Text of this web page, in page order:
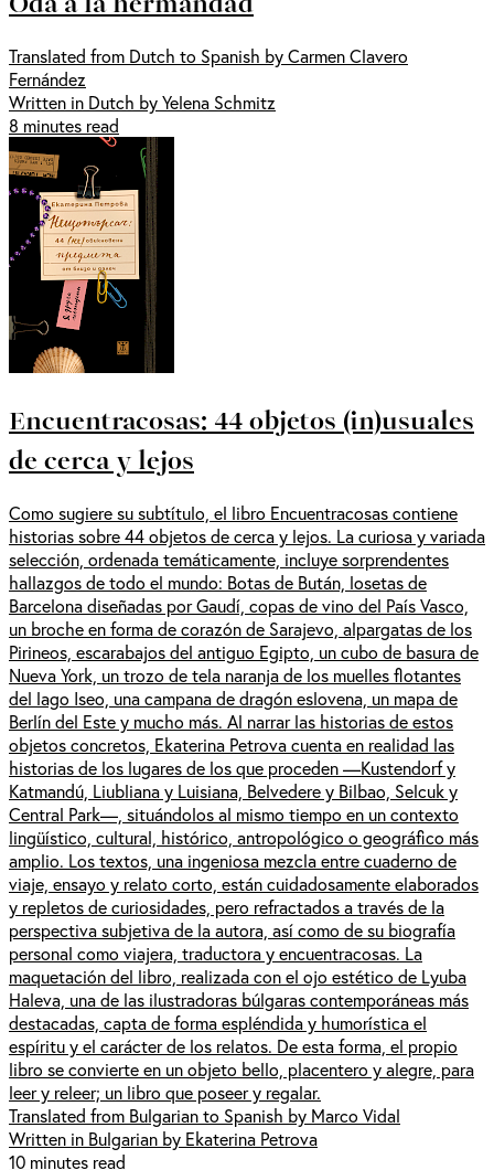
Translated from Dutch to Spanish by Carmen Clavero
Fernández
Written in Dutch by Yelena Schmitz
8 minutes read
Encuentracosas: 44 objetos (in)usuales
de cerca y lejos
Como sugiere su subtítulo, el libro Encuentracosas contiene
historias sobre 44 objetos de cerca y lejos. La curiosa y variada
selección, ordenada temáticamente, incluye sorprendentes
hallazgos de todo el mundo: Botas de Bután, losetas de
Barcelona diseñadas por Gaudí, copas de vino del País Vasco,
un broche en forma de corazón de Sarajevo, alpargatas de los
Pirineos, escarabajos del antiguo Egipto, un cubo de basura de
Nueva York, un trozo de tela naranja de los muelles flotantes
del lago Iseo, una campana de dragón eslovena, un mapa de
Berlín del Este y mucho más. Al narrar las historias de estos
objetos concretos, Ekaterina Petrova cuenta en realidad las
historias de los lugares de los que proceden —Kustendorf y
Katmandú, Liubliana y Luisiana, Belvedere y Bilbao, Selcuk y
Central Park—, situándolos al mismo tiempo en un contexto
lingüístico, cultural, histórico, antropológico o geográfico más
amplio. Los textos, una ingeniosa mezcla entre cuaderno de
viaje, ensayo y relato corto, están cuidadosamente elaborados
y repletos de curiosidades, pero refractados a través de la
perspectiva subjetiva de la autora, así como de su biografía
personal como viajera, traductora y encuentracosas. La
maquetación del libro, realizada con el ojo estético de Lyuba
Haleva, una de las ilustradoras búlgaras contemporáneas más
destacadas, capta de forma espléndida y humorística el
espíritu y el carácter de los relatos. De esta forma, el propio
libro se convierte en un objeto bello, placentero y alegre, para
leer y releer; un libro que poseer y regalar.
Translated from Bulgarian to Spanish by Marco Vidal
Written in Bulgarian by Ekaterina Petrova
10 minutes read